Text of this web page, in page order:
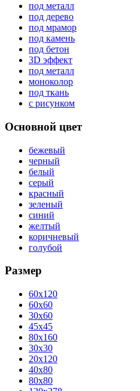
под металл
под дерево
под мрамор
под камень
под бетон
3D эффект
под металл
моноколор
под ткань
с рисунком
Основной цвет
бежевый
черный
белый
серый
красный
зеленый
синий
желтый
коричневый
голубой
Размер
60x120
60x60
30x60
45x45
80x160
30x30
20x120
40x80
80x80